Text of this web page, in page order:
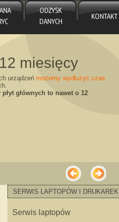
miesięcy
urządzeń możemy wydłużyć czas
głównych to nawet o 12
„od ręki”
NOWE i UŻYWANE!
SERWIS LAPTOPÓW I DRUKAREK
Serwis laptopów